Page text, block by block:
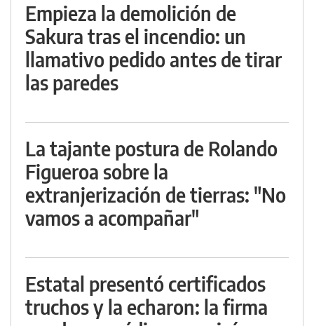
Empieza la demolición de
Sakura tras el incendio: un
llamativo pedido antes de tirar
las paredes
La tajante postura de Rolando
Figueroa sobre la
extranjerización de tierras: "No
vamos a acompañar"
Estatal presentó certificados
truchos y la echaron: la firma